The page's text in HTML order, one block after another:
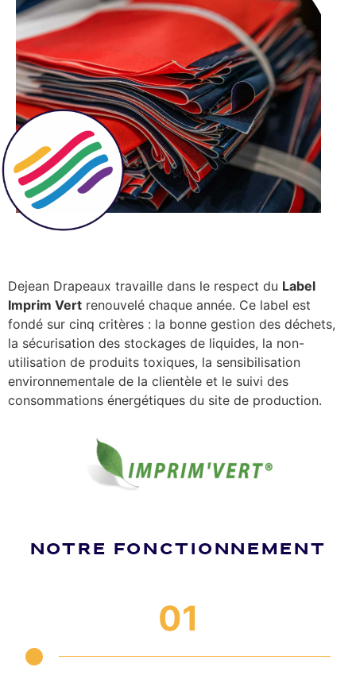
Dejean Drapeaux travaille dans le respect du Label
Imprim Vert renouvelé chaque année. Ce label est
fondé sur cinq critères : la bonne gestion des déchets,
la sécurisation des stockages de liquides, la non-
utilisation de produits toxiques, la sensibilisation
environnementale de la clientèle et le suivi des
consommations énergétiques du site de production.
NOTRE FONCTIONNEMENT
01